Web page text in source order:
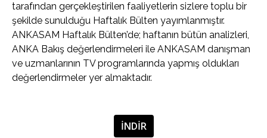
tarafından gerçekleştirilen faaliyetlerin sizlere toplu bir
şekilde sunulduğu Haftalık Bülten yayımlanmıştır.
ANKASAM Haftalık Bülten’de; haftanın bütün analizleri,
ANKA Bakış değerlendirmeleri ile ANKASAM danışman
ve uzmanlarının TV programlarında yapmış oldukları
değerlendirmeler yer almaktadır.
İNDİR